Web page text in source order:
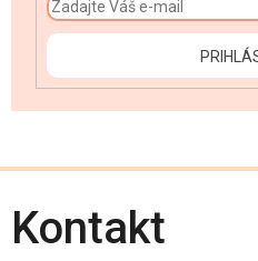
Kontakt